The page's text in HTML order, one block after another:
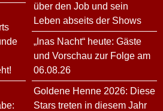
über den Job und sein
Leben abseits der Shows
„Inas Nacht“ heute: Gäste
und Vorschau zur Folge am
06.08.26
Goldene Henne 2026: Diese
Stars treten in diesem Jahr